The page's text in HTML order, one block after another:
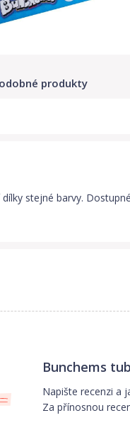
produkty
stejné barvy. Dostupné
Bunchems
Napište recenzi a
Za přínosnou